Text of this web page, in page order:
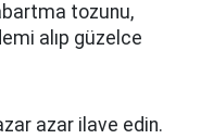
tozunu,
alıp güzelce
azar ilave edin.